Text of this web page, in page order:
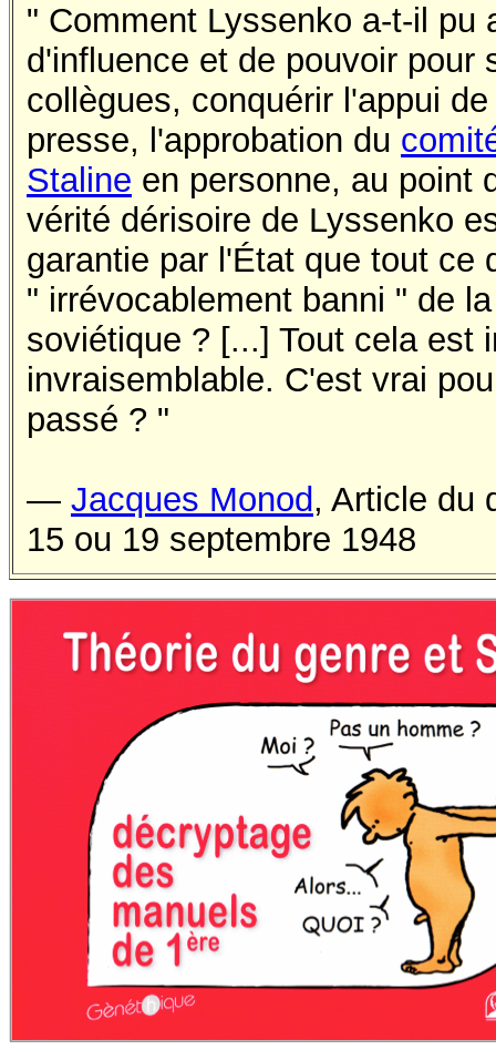
" Comment Lyssenko a-t-il pu
d'influence et de pouvoir pour
collègues, conquérir l'appui
presse, l'approbation du
Staline en personne, au point
vérité dérisoire de Lyssenko
garantie par l'État que tout ce
" irrévocablement banni " de
soviétique ? [...] Tout cela est
invraisemblable. C'est vrai
passé ? "
— Jacques Monod, Article du
15 ou 19 septembre 1948